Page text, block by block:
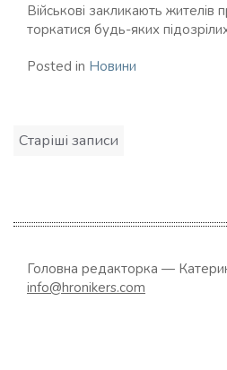
Військові закликають жителів
торкатися будь-яких
Posted in Новини
Навігація
Старіші записи
Головна редакторка —
info@hronikers.com